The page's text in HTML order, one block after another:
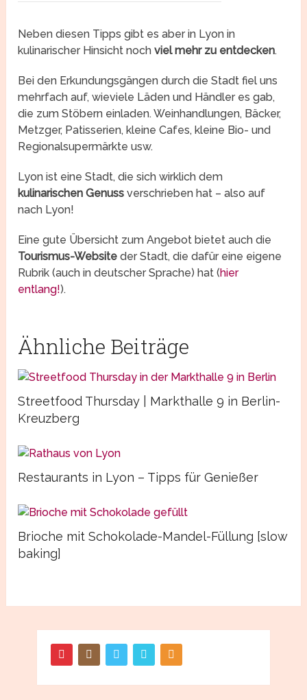
Neben diesen Tipps gibt es aber in Lyon in
kulinarischer Hinsicht nochviel mehr zu entdecken.
Bei den Erkundungsgängen durch die Stadt fiel uns
mehrfach auf, wieviele Läden und Händler es gab,
die zum Stöbern einladen. Weinhandlungen, Bäcker,
Metzger, Patisserien, kleine Cafes, kleine Bio- und
Regionalsupermärkte usw.
Lyon ist eine Stadt, die sich wirklich dem
kulinarischen Genuss verschrieben hat – also auf
nach Lyon!
Eine gute Übersicht zum Angebot bietet auch die
Tourismus-Website der Stadt, die dafür eine eigene
Rubrik (auch in deutscher Sprache) hat (hier
entlang!).
Ähnliche Beiträge
Streetfood Thursday | Markthalle 9 in Berlin-
Kreuzberg
Restaurants in Lyon – Tipps für Genießer
Brioche mit Schokolade-Mandel-Füllung [slow
baking]